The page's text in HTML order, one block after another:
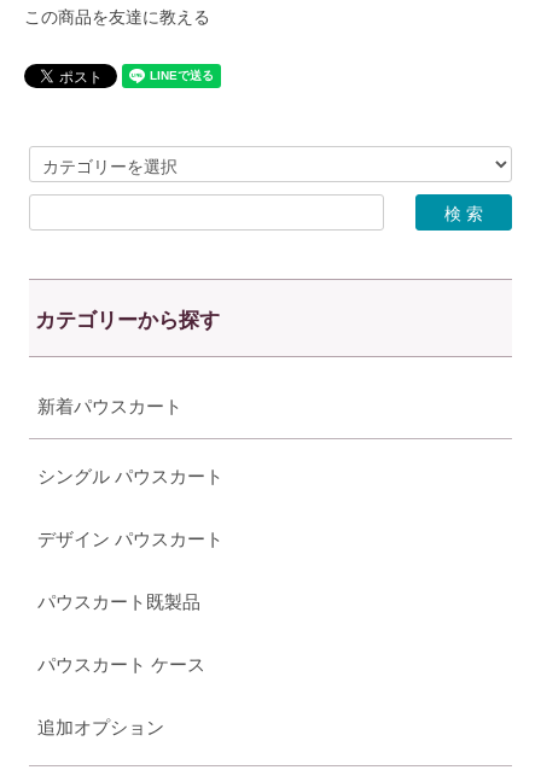
この商品を友達に教える
カテゴリーから探す
新着パウスカート
シングル パウスカート
デザイン パウスカート
パウスカート既製品
パウスカート ケース
追加オプション